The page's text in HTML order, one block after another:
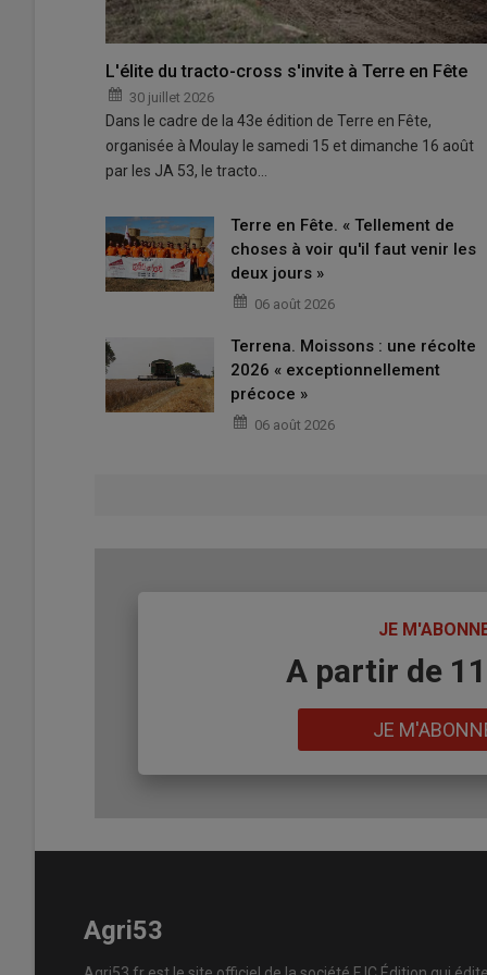
L'élite du tracto-cross s'invite à Terre en Fête
30 juillet 2026
Dans le cadre de la 43e édition de Terre en Fête,
organisée à Moulay le samedi 15 et dimanche 16 août
par les JA 53, le tracto…
Terre en Fête. « Tellement de
choses à voir qu'il faut venir les
deux jours »
06 août 2026
Terrena. Moissons : une récolte
2026 « exceptionnellement
précoce »
06 août 2026
JE
A partir de
JE
Agri53